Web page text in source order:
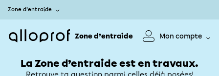
Zone d’entraide
Zone d’entraide Mon compte
La Zone d’entraide est en travaux.